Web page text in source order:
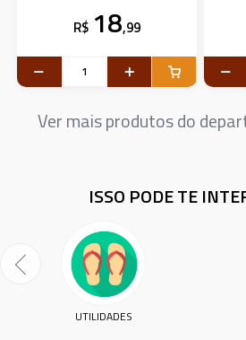
R$ 18,99
Ver mais produtos do
ISSO PODE TE
UTILIDADES